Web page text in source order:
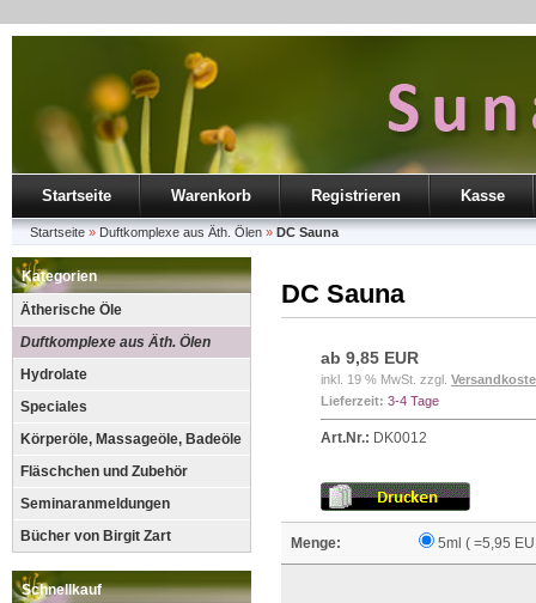
Startseite Warenkorb Registrieren Kasse
Startseite » Duftkomplexe aus Äth. Ölen » DC Sauna
Kategorien
Ätherische Öle
Duftkomplexe aus Äth. Ölen
Hydrolate
Speciales
Körperöle, Massageöle, Badeöle
Fläschchen und Zubehör
Seminaranmeldungen
Bücher von Birgit Zart
Schnellkauf
DC Sauna
ab 9,85 EUR
inkl. 19 % MwSt. zzgl.
Lieferzeit: 3-4 Tage
Art.Nr.: DK0012
Menge: 5ml ( =5,95